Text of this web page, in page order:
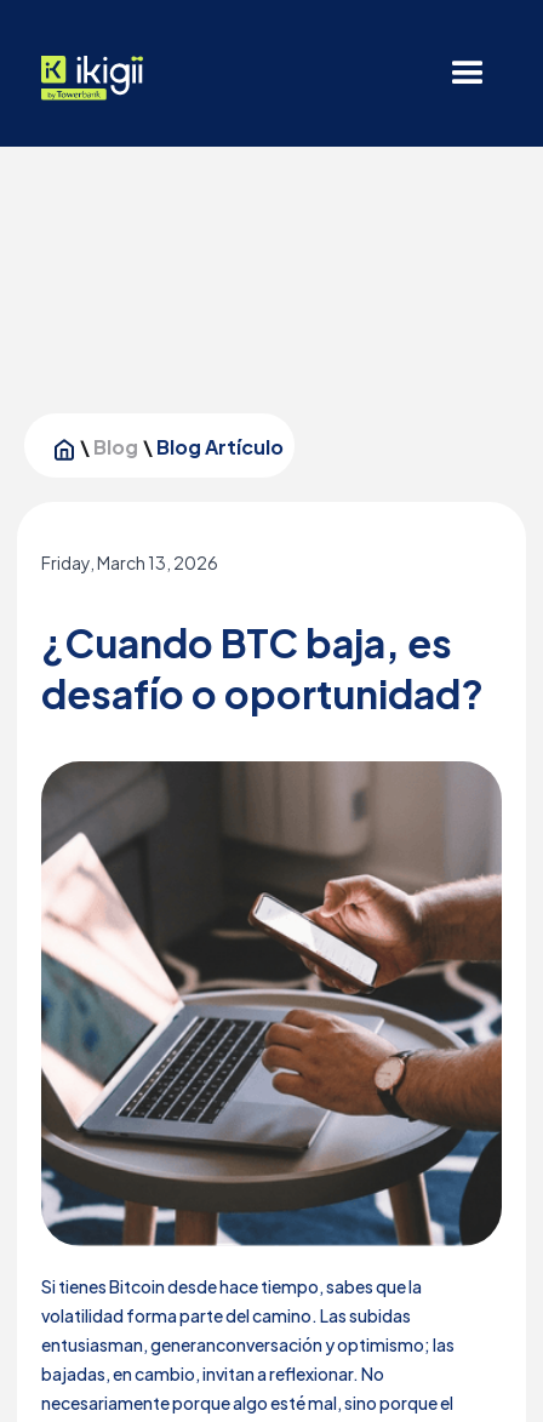
\ Blog \ Blog Artículo
Friday, March 13, 2026
¿Cuando BTC baja, es
desafío o oportunidad?
Si tienes Bitcoin desde hace tiempo, sabes que la
volatilidad forma parte del camino. Las subidas
entusiasman, generanconversación y optimismo; las
bajadas, en cambio, invitan a reflexionar. No
necesariamente porque algo esté mal, sino porque el